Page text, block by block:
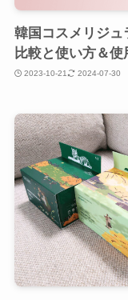
韓国コスメリジュ
比較と使い方＆
2023-10-21 2024-07-30